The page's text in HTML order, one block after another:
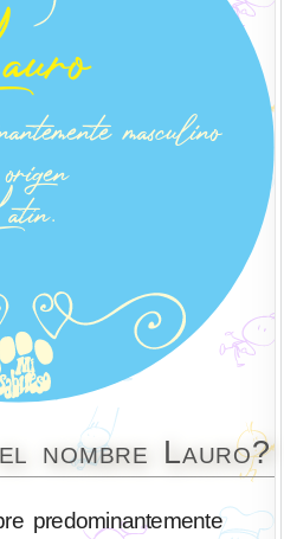
nombre Lauro?
predominantemente